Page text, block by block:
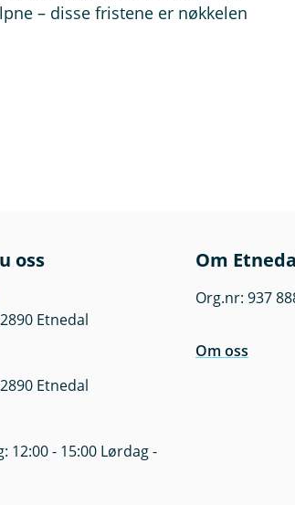
– disse fristene er nøkkelen
oss
Etnedal
Etnedal
12:00 - 15:00 Lørdag -
Om
Org.nr: 937
Om oss